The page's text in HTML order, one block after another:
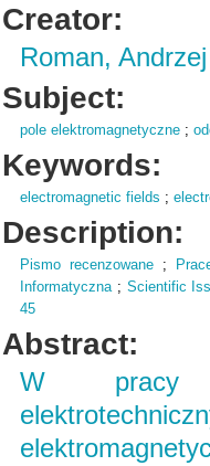
Creator:
Roman, Andrzej
Subject:
pole elektromagnetyczne ;
Keywords:
electromagnetic fields ;
Description:
Pismo recenzowane ;
Informatyczna; Scientific
45
Abstract:
W pracy